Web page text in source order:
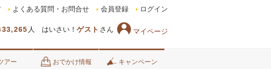
人 はいさい！ ゲスト さん マイページ
よくある質問・お問合せ 会員登録 ログイン
アー おでかけ情報 キャンペーン